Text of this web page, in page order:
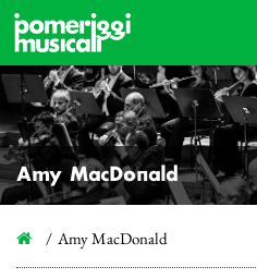
Amy MacDonald
Amy MacDonald